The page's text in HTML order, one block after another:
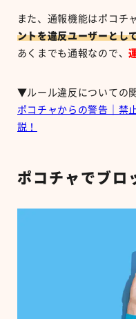
また、通報機能はポコチ
ントを違反ユーザーとし
あくまでも通報なので、
▼ルール違反についての
ポコチャからの警告｜禁
説！
ポコチャでブロ